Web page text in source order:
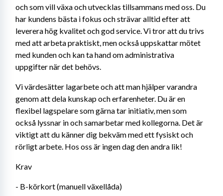
och som vill växa och utvecklas tillsammans med oss. Du
har kundens bästa i fokus och strävar alltid efter att
leverera hög kvalitet och god service. Vi tror att du trivs
med att arbeta praktiskt, men också uppskattar mötet
med kunden och kan ta hand om administrativa
uppgifter när det behövs.
Vi värdesätter lagarbete och att man hjälper varandra
genom att dela kunskap och erfarenheter. Du är en
flexibel lagspelare som gärna tar initiativ, men som
också lyssnar in och samarbetar med kollegorna. Det är
viktigt att du känner dig bekväm med ett fysiskt och
rörligt arbete. Hos oss är ingen dag den andra lik!
Krav
- B-körkort (manuell växellåda)